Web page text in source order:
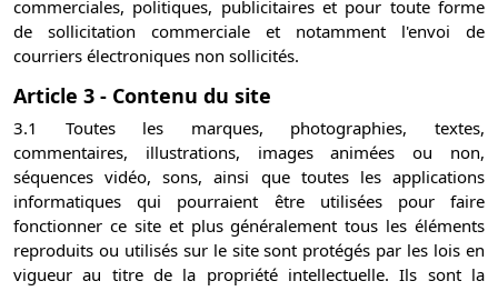
commerciales, politiques, publicitaires et pour toute forme
de sollicitation commerciale et notamment l'envoi de
courriers électroniques non sollicités.
Article 3 - Contenu du site
3.1 Toutes les marques, photographies, textes,
commentaires, illustrations, images animées ou non,
séquences vidéo, sons, ainsi que toutes les applications
informatiques qui pourraient être utilisées pour faire
fonctionner ce site et plus généralement tous les éléments
reproduits ou utilisés sur le site sont protégés par les lois en
vigueur au titre de la propriété intellectuelle. Ils sont la